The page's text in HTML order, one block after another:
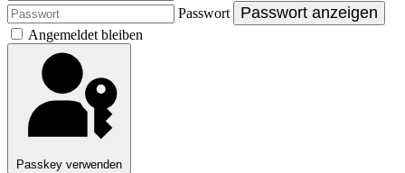
Passwort
Passwort anzeigen
Angemeldet bleiben
Passkey verwenden